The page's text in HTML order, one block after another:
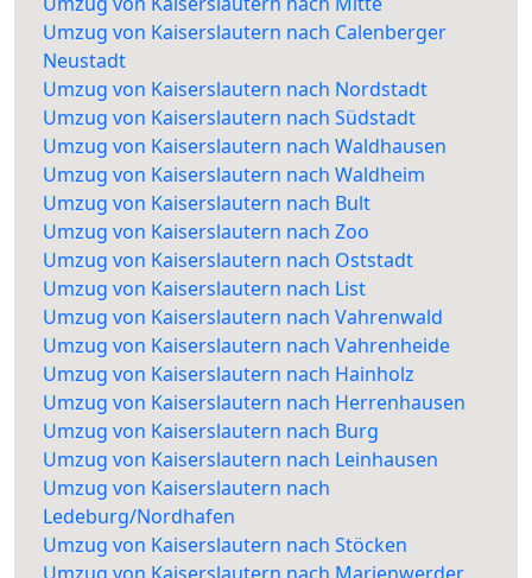
Umzug von Kaiserslautern nach Calenberger
Neustadt
Umzug von Kaiserslautern nach Nordstadt
Umzug von Kaiserslautern nach Südstadt
Umzug von Kaiserslautern nach Waldhausen
Umzug von Kaiserslautern nach Waldheim
Umzug von Kaiserslautern nach Bult
Umzug von Kaiserslautern nach Zoo
Umzug von Kaiserslautern nach Oststadt
Umzug von Kaiserslautern nach List
Umzug von Kaiserslautern nach Vahrenwald
Umzug von Kaiserslautern nach Vahrenheide
Umzug von Kaiserslautern nach Hainholz
Umzug von Kaiserslautern nach Herrenhausen
Umzug von Kaiserslautern nach Burg
Umzug von Kaiserslautern nach Leinhausen
Umzug von Kaiserslautern nach
Ledeburg/Nordhafen
Umzug von Kaiserslautern nach Stöcken